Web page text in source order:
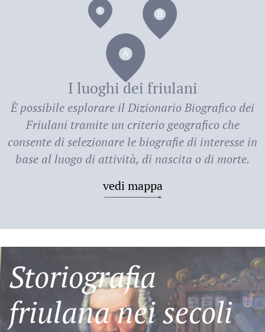
deiI luoghi dei friulani
È possibile esplorare ilDizionario Biografico dei
Friulani tramite un criterio geografico che
consente di selezionare le biografie di interesse in
base al luogo di attività, di nascita o di morte.
vedi mappa
Storiografia
friulana nei secoli